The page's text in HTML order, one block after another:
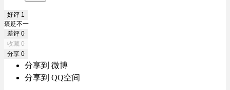
好评 1
褒贬不一
差评 0
收藏 0
分享 0
分享到 微博
分享到 QQ空间